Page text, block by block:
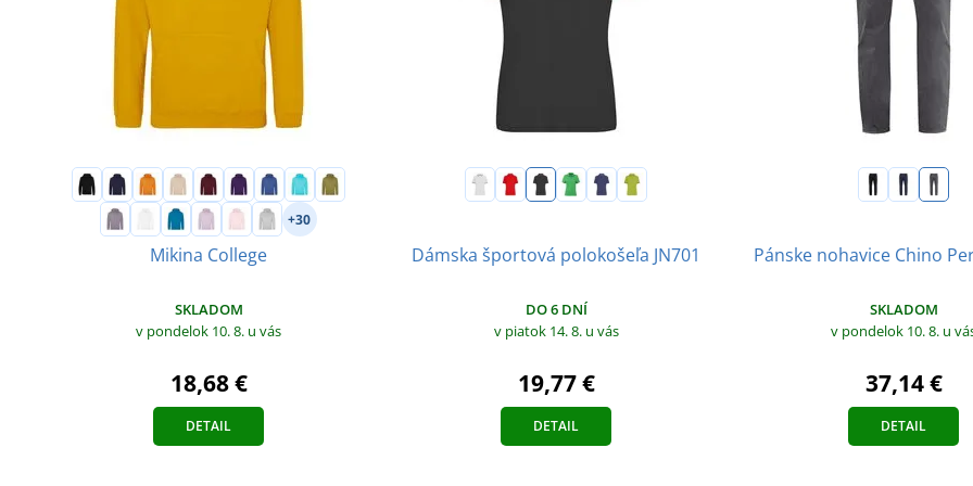
+30
Mikina College
SKLADOM
v pondelok 10. 8. u vás
18,68 €
DETAIL
Dámska športová polokošeľa JN701
DO 6 DNÍ
v piatok 14. 8. u vás
19,77 €
DETAIL
Pánske nohavice Chino
SKLADOM
v pondelok 10. 8. u
37,14 €
DETAIL